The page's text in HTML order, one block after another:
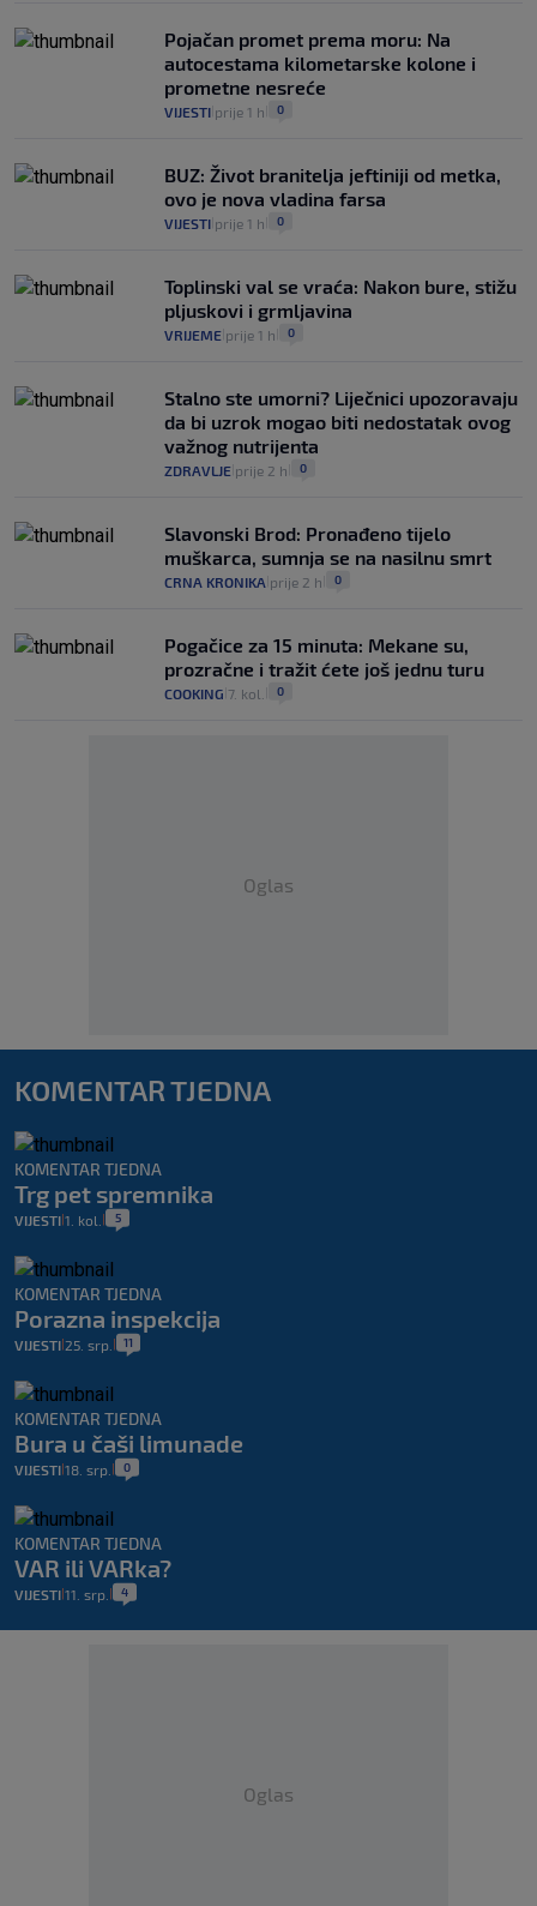
Pojačan promet prema moru: Na
autocestama kilometarske kolone i
prometne nesreće
VIJESTI prije 1 h 0
BUZ: Život branitelja jeftiniji od metka,
ovo je nova vladina farsa
VIJESTI prije 1 h 0
Toplinski val se vraća: Nakon bure, stižu
pljuskovi i grmljavina
VRIJEME prije 1 h 0
Stalno ste umorni? Liječnici upozoravaju
da bi uzrok mogao biti nedostatak ovog
važnog nutrijenta
ZDRAVLJE prije 2 h 0
Slavonski Brod: Pronađeno tijelo
muškarca, sumnja se na nasilnu smrt
CRNA KRONIKA prije 2 h 0
Pogačice za 15 minuta: Mekane su,
prozračne i tražit ćete još jednu turu
COOKING 7. kol. 0
Oglas
KOMENTAR TJEDNA
KOMENTAR TJEDNA
Trg pet spremnika
VIJESTI 1. kol. 5
KOMENTAR TJEDNA
Porazna inspekcija
VIJESTI 25. srp. 11
KOMENTAR TJEDNA
Bura u čaši limunade
VIJESTI 18. srp. 0
KOMENTAR TJEDNA
VAR ili VARka?
VIJESTI 11. srp. 4
Oglas